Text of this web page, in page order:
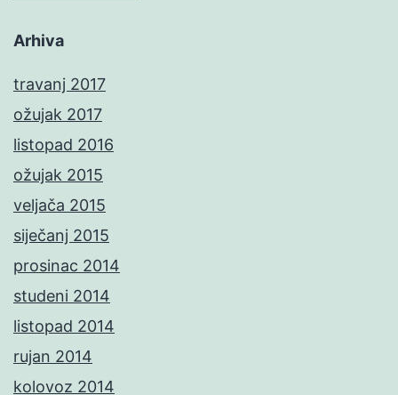
Arhiva
travanj 2017
ožujak 2017
listopad 2016
ožujak 2015
veljača 2015
siječanj 2015
prosinac 2014
studeni 2014
listopad 2014
rujan 2014
kolovoz 2014